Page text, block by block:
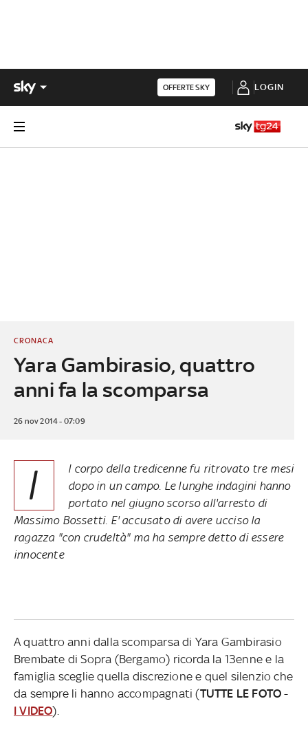
OFFERTE SKY LOGIN
Yara Gambirasio, quattro
anni fa la scomparsa
CRONACA
26 nov 2014 - 07:09
I
l corpo della tredicenne fu ritrovato tre mesi
dopo in un campo. Le lunghe indagini hanno
portato nel giugno scorso all'arresto di
Massimo Bossetti. E' accusato di avere ucciso la
ragazza "con crudeltà" ma ha sempre detto di essere
innocente
A quattro anni dalla scomparsa di Yara Gambirasio
Brembate di Sopra (Bergamo) ricorda la 13enne e la
famiglia sceglie quella discrezione e quel silenzio che
da sempre li hanno accompagnati (TUTTE LE FOTO -
I VIDEO).